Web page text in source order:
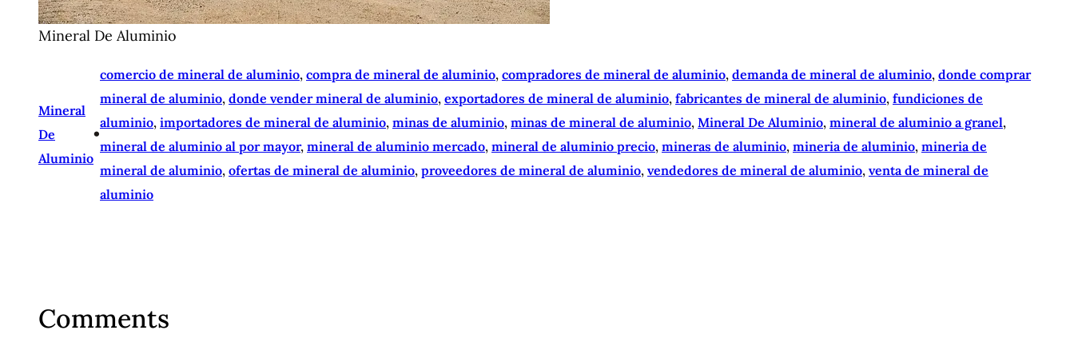
Mineral De Aluminio
Mineral
De
Aluminio
•
comercio de mineral de aluminio, compra de mineral de aluminio, compradores de mineral de aluminio, demanda de mineral de aluminio, donde comprar
mineral de aluminio, donde vender mineral de aluminio, exportadores de mineral de aluminio, fabricantes de mineral de aluminio, fundiciones de
aluminio, importadores de mineral de aluminio, minas de aluminio, minas de mineral de aluminio, Mineral De Aluminio, mineral de aluminio a granel
mineral de aluminio al por mayor, mineral de aluminio mercado, mineral de aluminio precio, mineras de aluminio, mineria de aluminio, mineria de
mineral de aluminio, ofertas de mineral de aluminio, proveedores de mineral de aluminio, vendedores de mineral de aluminio, venta de mineral de
aluminio
Comments